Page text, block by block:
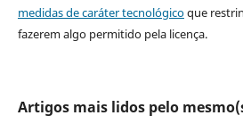
medidas de caráter tecnológicoque
fazerem algo permitido pela licença.
Artigos mais lidos pelo